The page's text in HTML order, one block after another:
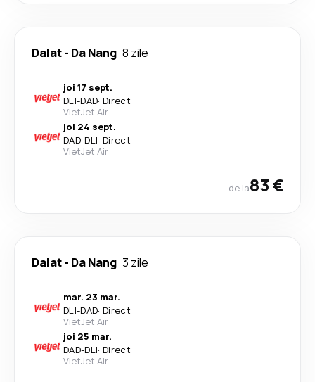
Dalat- Da Nang 8 zile
joi 17 sept.
DLI-DAD· Direct
VietJet Air
joi 24 sept.
DAD-DLI· Direct
VietJet Air
de la83 €
Dalat- Da Nang 3 zile
mar. 23 mar.
DLI-DAD· Direct
VietJet Air
joi 25 mar.
DAD-DLI· Direct
VietJet Air